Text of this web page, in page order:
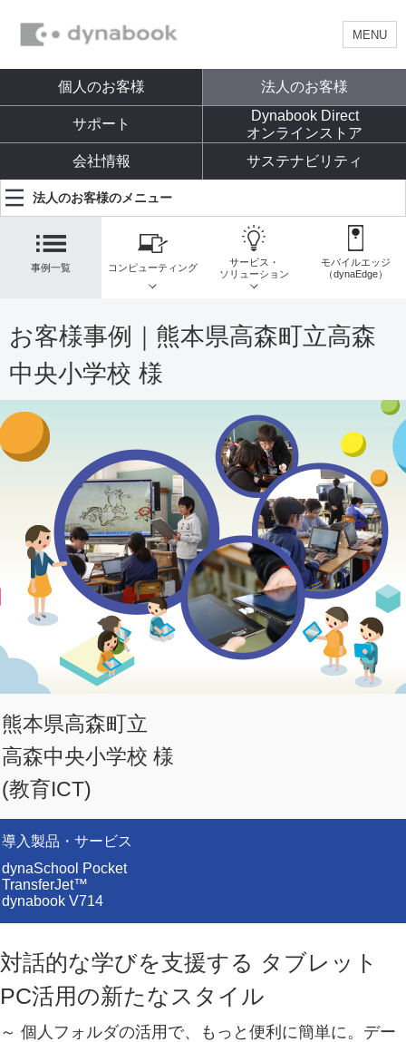
MENU
個人のお客様 法人のお客様
サポート
Dynabook Direct
オンラインストア
会社情報
サステナビリティ
法人のお客様のメニュー
事例一覧 コンピューティング
サービス・
ソリューション
モバイルエッジ
（dynaEdge）
お客様事例｜熊本県高森町立高森
中央小学校 様
熊本県高森町立
高森中央小学校 様
(教育ICT)
導入製品・サービス
dynaSchool Pocket
TransferJet™
dynabook V714
対話的な学びを支援する タブレット
PC活用の新たなスタイル
～ 個人フォルダの活用で、もっと便利に簡単に。デー